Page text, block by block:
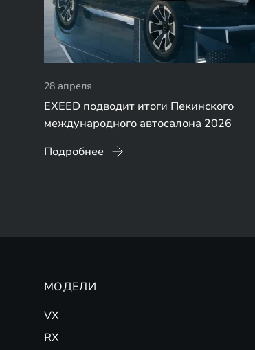
28 апреля
EXEED подводит итоги Пекинского
международного автосалона 2026
Подробнее
МОДЕЛИ
VX
RX